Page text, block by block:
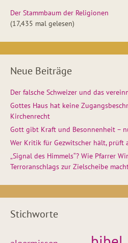
Der Stammbaum der Religionen
(17,435 mal gelesen)
Neue Beiträge
Der falsche Schweizer und das
Gottes Haus hat keine
Kirchenrecht
Gott gibt Kraft und Besonnenheit –
Wer Kritik für Gezwitscher hält, prüft
„Signal des Himmels“? Wie Pfarrer
Terroranschlags zur Zielscheibe
Stichworte